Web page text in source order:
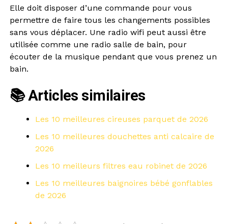
Elle doit disposer d’une commande pour vous
permettre de faire tous les changements possibles
sans vous déplacer. Une radio wifi peut aussi être
utilisée comme une radio salle de bain, pour
écouter de la musique pendant que vous prenez un
bain.
📚 Articles similaires
Les 10 meilleures cireuses parquet de 2026
Les 10 meilleures douchettes anti calcaire de
2026
Les 10 meilleurs filtres eau robinet de 2026
Les 10 meilleures baignoires bébé gonflables
de 2026